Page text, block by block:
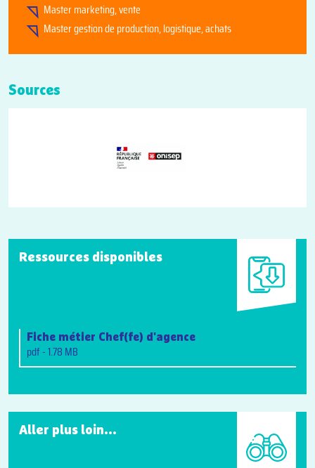
Master marketing, vente
Master gestion de production, logistique, achats
Sources
Ressources disponibles
Fiche métier Chef(fe) d'agence
pdf - 1.78 MB
Aller plus loin...